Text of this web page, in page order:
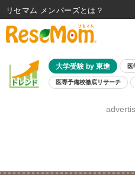
大学受験 by 東進 医
医専予備校徹底リサーチ
8月開催学校説
リセマム メンバーズ